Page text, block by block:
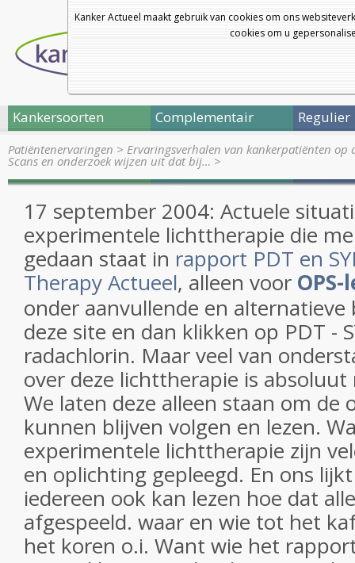
Kanker Actueel maakt gebruik van cookies om ons
cookies om u
Kankersoorten Complementair Regulier
Patiëntenervaringen > Ervaringsverhalen van kankerpatiënten op
Scans en onderzoek wijzen uit dat bij… >
17 september 2004: Actuele
experimentele lichttherapie die
gedaan staat in rapport PDT en
Therapy Actueel, alleen voor OPS-
onder aanvullende en
deze site en dan klikken op PDT -
radachlorin. Maar veel van
over deze lichttherapie is
We laten deze alleen staan om
kunnen blijven volgen en lezen.
experimentele lichttherapie zijn
en oplichting gepleegd. En ons
iedereen ook kan lezen hoe dat
afgespeeld. waar en wie tot het
het koren o.i. Want wie het